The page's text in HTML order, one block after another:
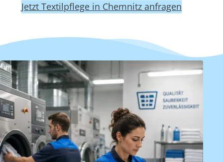
Jetzt Textilpflege in Chemnitz anfragen